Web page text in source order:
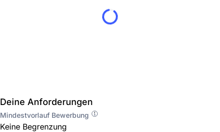
Deine Anforderungen
Mindestvorlauf Bewerbung
Keine Begrenzung